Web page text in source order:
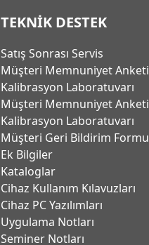
TEKNİK DESTEK
Satış Sonrası Servis
Müşteri Memnuniyet Anketi
Kalibrasyon Laboratuvarı
Müşteri Memnuniyet Anketi
Kalibrasyon Laboratuvarı
Müşteri Geri Bildirim Formu
Ek Bilgiler
Kataloglar
Cihaz Kullanım Kılavuzları
Cihaz PC Yazılımları
Uygulama Notları
Seminer Notları